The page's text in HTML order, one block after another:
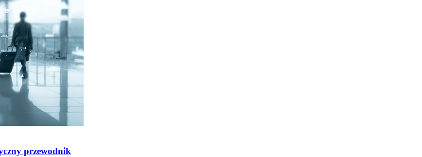
przewodnik